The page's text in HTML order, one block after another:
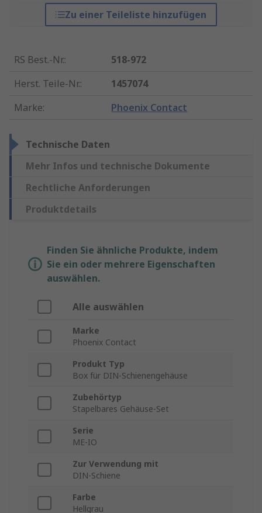
Zu einer Teileliste hinzufügen
RS Best.-Nr.:
518-972
Herst. Teile-Nr.:
1457074
Marke: Phoenix Contact
Technische Daten
Mehr Infos und technische Dokumente
Rechtliche Anforderungen
Produktdetails
Finden Sie ähnliche Produkte, indem
Sie ein oder mehrere Eigenschaften
auswählen.
Alle auswählen
Marke
Phoenix Contact
Produkt Typ
Box für DIN-Schienengehäuse
Zubehörtyp
Stapelbares Gehäuse-Set
Serie
ME-IO
Zur Verwendung mit
DIN-Schiene
Farbe
Hellgrau